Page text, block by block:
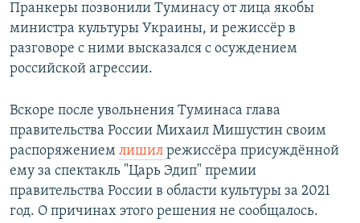
Пранкеры позвонили Туминасу от лица якобы
министра культуры Украины, и режиссёр в
разговоре с ними высказался с осуждением
российской агрессии.
Вскоре после увольнения Туминаса глава
правительства России Михаил Мишустин своим
распоряжением лишил режиссёра присуждённой
ему за спектакль "Царь Эдип" премии
правительства России в области культуры за 2021
год. О причинах этого решения не сообщалось.